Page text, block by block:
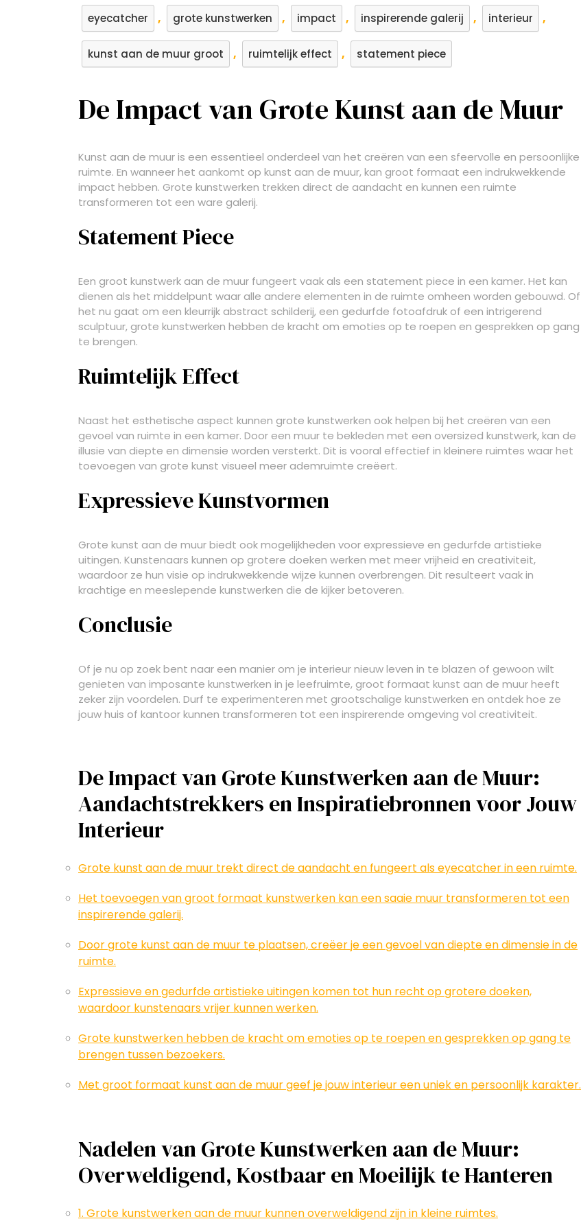
eyecatcher , grote kunstwerken , impact , inspirerende galerij , interieur ,
kunst aan de muur groot , ruimtelijk effect , statement piece
De Impact van Grote Kunst aan de Muur
Kunst aan de muur is een essentieel onderdeel van het creëren van een sfeervolle en persoonlijke
ruimte. En wanneer het aankomt op kunst aan de muur, kan groot formaat een indrukwekkende
impact hebben. Grote kunstwerken trekken direct de aandacht en kunnen een ruimte
transformeren tot een ware galerij.
Statement Piece
Een groot kunstwerk aan de muur fungeert vaak als een statement piece in een kamer. Het kan
dienen als het middelpunt waar alle andere elementen in de ruimte omheen worden gebouwd. Of
het nu gaat om een kleurrijk abstract schilderij, een gedurfde fotoafdruk of een intrigerend
sculptuur, grote kunstwerken hebben de kracht om emoties op te roepen en gesprekken op gang
te brengen.
Ruimtelijk Effect
Naast het esthetische aspect kunnen grote kunstwerken ook helpen bij het creëren van een
gevoel van ruimte in een kamer. Door een muur te bekleden met een oversized kunstwerk, kan de
illusie van diepte en dimensie worden versterkt. Dit is vooral effectief in kleinere ruimtes waar het
toevoegen van grote kunst visueel meer ademruimte creëert.
Expressieve Kunstvormen
Grote kunst aan de muur biedt ook mogelijkheden voor expressieve en gedurfde artistieke
uitingen. Kunstenaars kunnen op grotere doeken werken met meer vrijheid en creativiteit,
waardoor ze hun visie op indrukwekkende wijze kunnen overbrengen. Dit resulteert vaak in
krachtige en meeslepende kunstwerken die de kijker betoveren.
Conclusie
Of je nu op zoek bent naar een manier om je interieur nieuw leven in te blazen of gewoon wilt
genieten van imposante kunstwerken in je leefruimte, groot formaat kunst aan de muur heeft
zeker zijn voordelen. Durf te experimenteren met grootschalige kunstwerken en ontdek hoe ze
jouw huis of kantoor kunnen transformeren tot een inspirerende omgeving vol creativiteit.
De Impact van Grote Kunstwerken aan de Muur:
Aandachtstrekkers en Inspiratiebronnen voor Jouw
Interieur
Grote kunst aan de muur trekt direct de aandacht en fungeert als eyecatcher in een ruimte.
Het toevoegen van groot formaat kunstwerken kan een saaie muur transformeren tot een
inspirerende galerij.
Door grote kunst aan de muur te plaatsen, creëer je een gevoel van diepte en dimensie in de
ruimte.
Expressieve en gedurfde artistieke uitingen komen tot hun recht op grotere doeken,
waardoor kunstenaars vrijer kunnen werken.
Grote kunstwerken hebben de kracht om emoties op te roepen en gesprekken op gang te
brengen tussen bezoekers.
Met groot formaat kunst aan de muur geef je jouw interieur een uniek en persoonlijk karakter.
Nadelen van Grote Kunstwerken aan de Muur:
Overweldigend, Kostbaar en Moeilijk te Hanteren
1. Grote kunstwerken aan de muur kunnen overweldigend zijn in kleine ruimtes.